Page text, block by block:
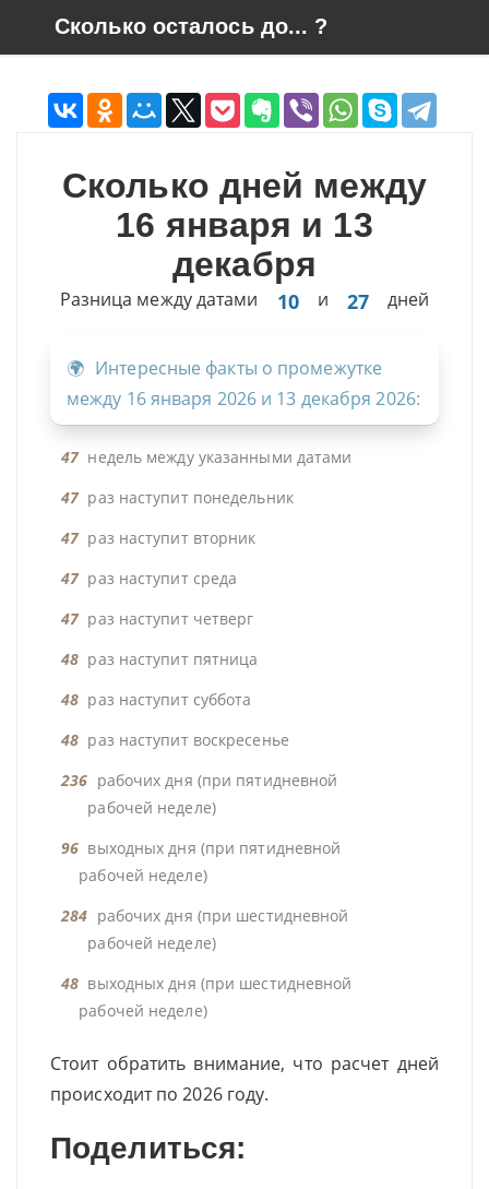
Skip to contentСколько осталось до... ?
Сколько дней между
16 января и 13
декабря
Разница между датами 10 и 27 дней
Интересные факты о промежутке
между 16 января 2026 и 13 декабря 2026:
47недель между указанными датами
47раз наступит понедельник
47раз наступит вторник
47раз наступит среда
47раз наступит четверг
48 раз наступит пятница
48 раз наступит суббота
48 раз наступит воскресенье
236 рабочих дня (при пятидневной
рабочей неделе)
96 выходных дня (при пятидневной
рабочей неделе)
284 рабочих дня (при шестидневной
рабочей неделе)
48 выходных дня (при шестидневной
рабочей неделе)
Стоит обратить внимание, что расчет дней
происходит по 2026 году.
Поделиться: